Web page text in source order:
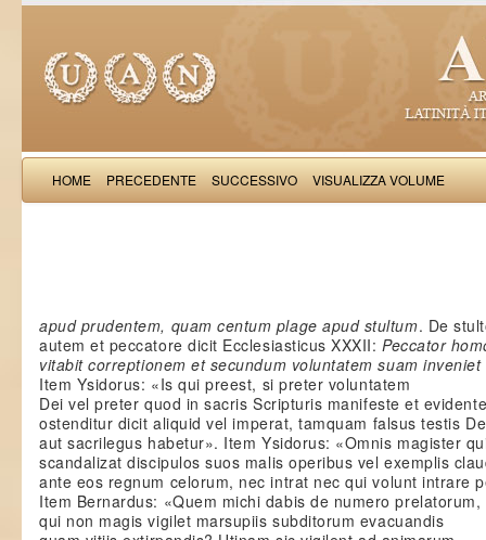
HOME PRECEDENTE SUCCESSIVO VISUALIZZA VOLUME
apud prudentem, quam centum plage apud stultum. De
autem et peccatore dicit Ecclesiasticus XXXII:Peccator
vitabit correptionem et secundum voluntatem suam
Item Ysidorus: «Is qui preest, si preter voluntatem
Dei vel preter quod in sacris Scripturis manifeste et
ostenditur dicit aliquid vel imperat, tamquam falsus testis
aut sacrilegus habetur». Item Ysidorus: «Omnis magister
scandalizat discipulos suos malis operibus vel exemplis
ante eos regnum celorum, nec intrat nec qui volunt intrare
Item Bernardus: «Quem michi dabis de numero prelatorum,
qui non magis vigilet marsupiis subditorum evacuandis